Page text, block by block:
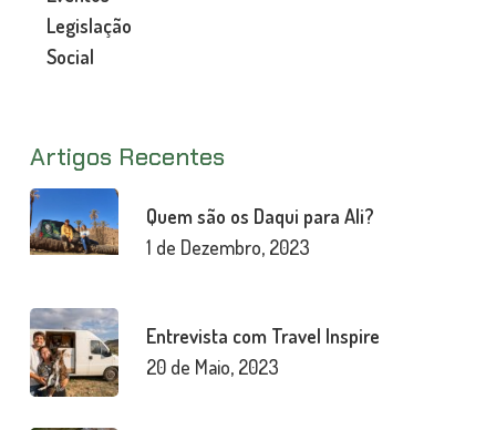
Legislação
Social
Artigos Recentes
Quem são os Daqui para Ali?
1 de Dezembro, 2023
Entrevista com Travel Inspire
20 de Maio, 2023